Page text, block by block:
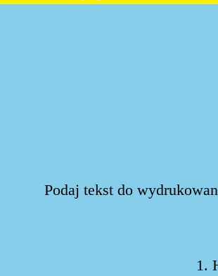
Podaj tekst do
1.